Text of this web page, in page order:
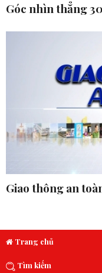
Góc nhìn thẳng
Giao thông an
Trang chủ
Tìm kiếm